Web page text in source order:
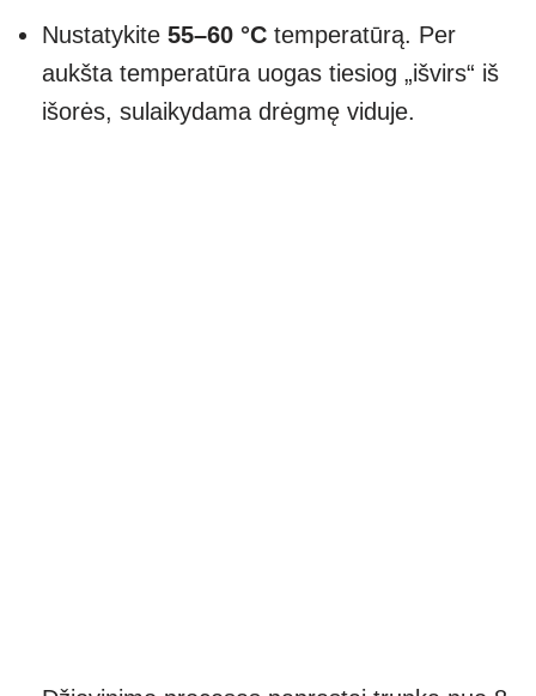
Nustatykite 55–60 °C temperatūrą. Per
aukšta temperatūra uogas tiesiog „išvirs“ iš
išorės, sulaikydama drėgmę viduje.